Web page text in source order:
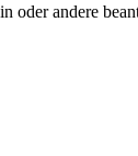
oder andere